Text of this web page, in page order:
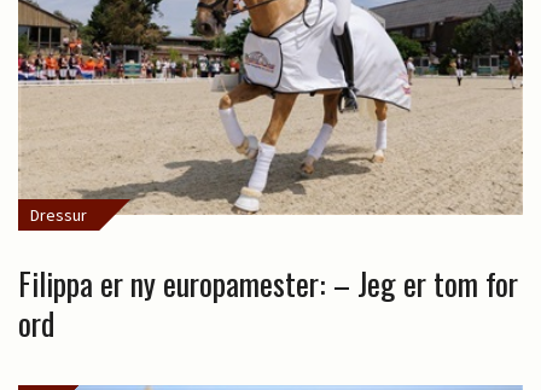
Dressur
Filippa er ny europamester: – Jeg er tom for
ord